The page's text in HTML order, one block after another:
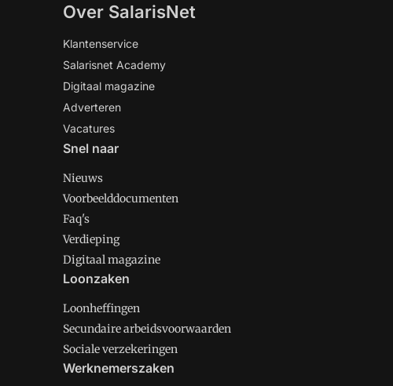
Over SalarisNet
Klantenservice
Salarisnet Academy
Digitaal magazine
Adverteren
Vacatures
Snel naar
Nieuws
Voorbeelddocumenten
Faq's
Verdieping
Digitaal magazine
Loonzaken
Loonheffingen
Secundaire arbeidsvoorwaarden
Sociale verzekeringen
Werknemerszaken